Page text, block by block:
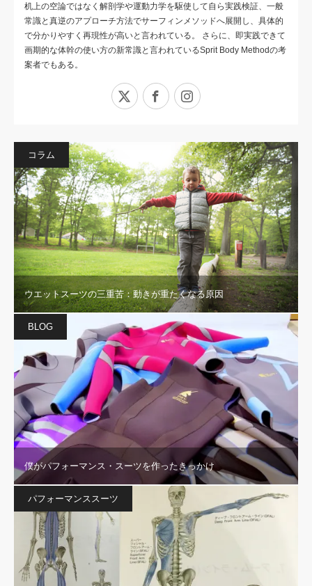
机上の空論ではなく解剖学や運動力学を駆使して自ら実践検証、一般
常識と真逆のアプローチ方法でサーフィンメソッドへ展開し、具体的
で分かりやすく再現性が高いと言われている。 さらに、即実践できて
画期的な体幹の使い方の新常識と言われているSprit Body Methodの考
案者でもある。
Facebook
コラム
ウエットスーツの三重苦：動きが重たくなる原因
BLOG
僕がパフォーマンス・スーツを作ったきっかけ
パフォーマンススーツ